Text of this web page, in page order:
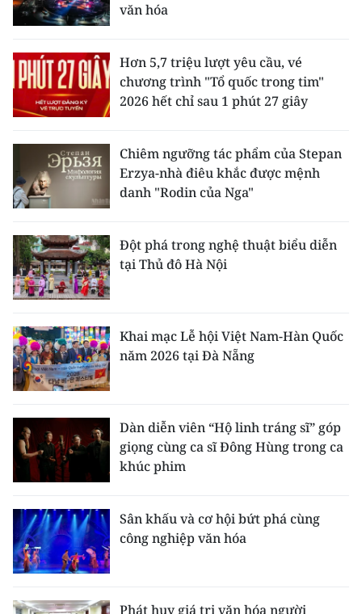
văn hóa
Hơn 5,7 triệu lượt yêu cầu, vé
chương trình "Tổ quốc trong tim"
2026 hết chỉ sau 1 phút 27 giây
Chiêm ngưỡng tác phẩm của Stepan
Erzya-nhà điêu khắc được mệnh
danh "Rodin của Nga"
Đột phá trong nghệ thuật biểu diễn
tại Thủ đô Hà Nội
Khai mạc Lễ hội Việt Nam-Hàn Quốc
năm 2026 tại Đà Nẵng
Dàn diễn viên “Hộ linh tráng sĩ” góp
giọng cùng ca sĩ Đông Hùng trong ca
khúc phim
Sân khấu và cơ hội bứt phá cùng
công nghiệp văn hóa
Phát huy giá trị văn hóa người